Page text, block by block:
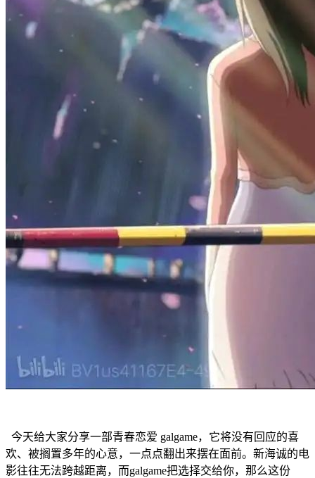
今天给大家分享一部青春恋爱 galgame，它将没有回应的喜
欢、被搁置多年的心意，一点点翻出来摆在面前。新海诚的电
影往往无法跨越距离，而galgame把选择交给你，那么这份